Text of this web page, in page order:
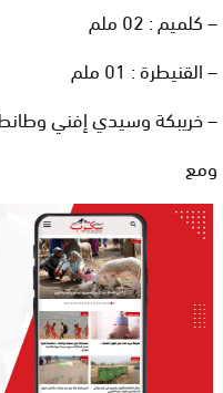
– كلميم : 02 ملم
– القنيطرة : 01 ملم
– خريبكة وسيدي إفني
ومع